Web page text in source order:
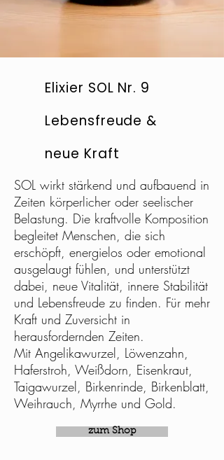
Elixier SOL Nr. 9
Lebensfreude &
neue Kraft
SOL wirkt stärkend und aufbauend in
Zeiten körperlicher oder seelischer
Belastung. Die kraftvolle Komposition
begleitet Menschen, die sich
erschöpft, energielos oder emotional
ausgelaugt fühlen, und unterstützt
dabei, neue Vitalität, innere Stabilität
und Lebensfreude zu finden. Für mehr
Kraft und Zuversicht in
herausfordernden Zeiten.
Mit Angelikawurzel, Löwenzahn,
Haferstroh, Weißdorn, Eisenkraut,
Taigawurzel, Birkenrinde, Birkenblatt,
Weihrauch, Myrrhe und Gold.
zum Shop